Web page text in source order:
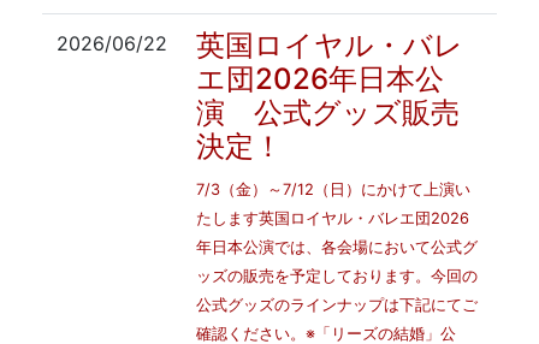
2026/06/22
英国ロイヤル・バレ
エ団2026年日本公
演 公式グッズ販売
決定！
7/3（金）～7/12（日）にかけて上演い
たします英国ロイヤル・バレエ団2026
年日本公演では、各会場において公式グ
ッズの販売を予定しております。今回の
公式グッズのラインナップは下記にてご
確認ください。※「リーズの結婚」公